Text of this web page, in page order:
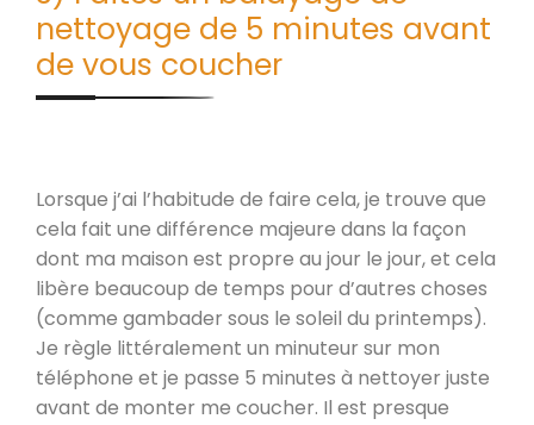
nettoyage de 5 minutes avant
de vous coucher
Lorsque j’ai l’habitude de faire cela, je trouve que
cela fait une différence majeure dans la façon
dont ma maison est propre au jour le jour, et cela
libère beaucoup de temps pour d’autres choses
(comme gambader sous le soleil du printemps).
Je règle littéralement un minuteur sur mon
téléphone et je passe 5 minutes à nettoyer juste
avant de monter me coucher. Il est presque